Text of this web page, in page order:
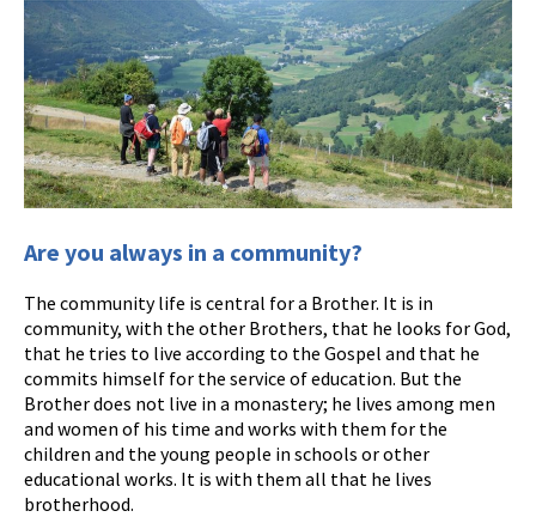
Are you always in a community?
The community life is central for a Brother. It is in
community, with the other Brothers, that he looks for God,
that he tries to live according to the Gospel and that he
commits himself for the service of education. But the
Brother does not live in a monastery; he lives among men
and women of his time and works with them for the
children and the young people in schools or other
educational works. It is with them all that he lives
brotherhood.